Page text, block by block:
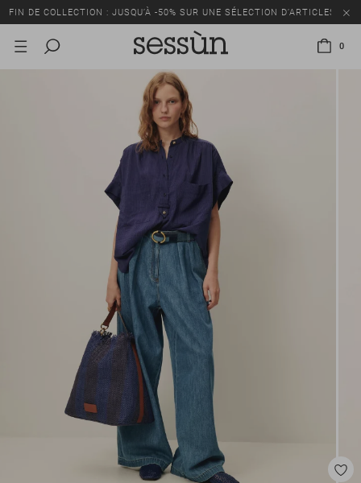
FIN DE COLLECTION : JUSQU’À -50% SUR UNE SÉLECTION D’ARTICLES
0